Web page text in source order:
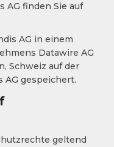
AG finden Sie auf
AG in einem
Datawire AG
Schweiz auf der
gespeichert.
geltend